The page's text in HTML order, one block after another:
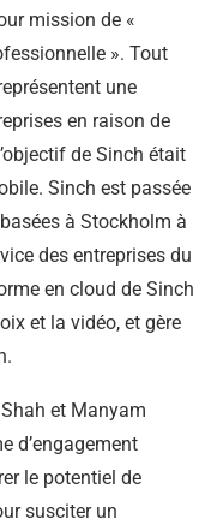
mission de «
». Tout
une
en raison de
de Sinch était
Sinch est passée
à Stockholm à
des entreprises du
en cloud de Sinch
et la vidéo, et gère
et Manyam
d’engagement
le potentiel de
susciter un